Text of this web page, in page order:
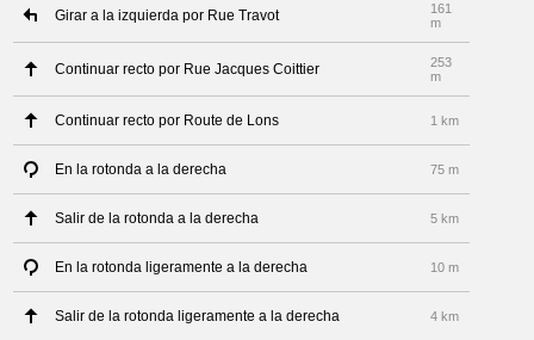
Girar a la izquierda por Rue Travot
161
m
Continuar recto por Rue Jacques Coittier
253
m
Continuar recto por Route de Lons 1 km
En la rotonda a la derecha 75 m
Salir de la rotonda a la derecha 5 km
En la rotonda ligeramente a la derecha 10 m
Salir de la rotonda ligeramente a la derecha 4 km